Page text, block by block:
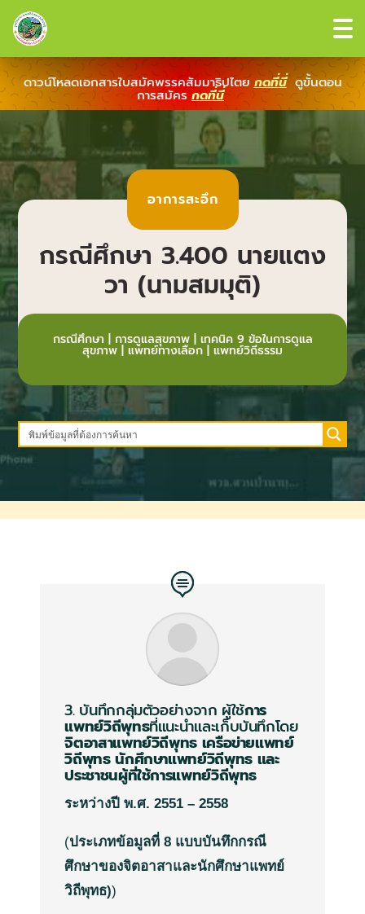
ดาวน์โหลดเอกสารใบสมัคพรรคสัมมาธิปไตย กดที่นี่ ดูขั้นตอน
การสมัครกดที่นี่
อาการสะอึก
กรณีศึกษา 3.400 นายแตง
วา (นามสมมุติ)
กรณีศึกษา | การดูแลสุขภาพ| เทคนิค 9 ข้อในการดูแล
สุขภาพ | แพทย์ทางเลือก | แพทย์วิถีธรรม
3. บันทึกกลุ่มตัวอย่างจาก ผู้ใช้การ
แพทย์วิถีพุทธที่แนะนำและเก็บบันทึกโดย
จิตอาสาแพทย์วิถีพุทธ เครือข่ายแพทย์
วิถีพุทธ นักศึกษาแพทย์วิถีพุทธ และ
ประชาชนผู้ที่ใช้การแพทย์วิถีพุทธ
ระหว่างปี พ.ศ.2551 – 2558
(ประเภทข้อมูลที่ 8 แบบบันทึกกรณี
ศึกษาของจิตอาสาและนักศึกษาแพทย์
วิถีพุทธ))